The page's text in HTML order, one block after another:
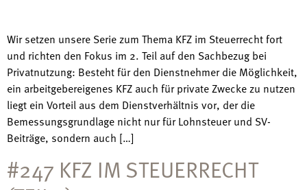
Wir setzen unsere Serie zum Thema KFZ im Steuerrecht fort
und richten den Fokus im 2. Teil auf den Sachbezug bei
Privatnutzung: Besteht für den Dienstnehmer die Möglichkeit,
ein arbeitgebereigenes KFZ auch für private Zwecke zu nutzen
liegt ein Vorteil aus dem Dienstverhältnis vor, der die
Bemessungsgrundlage nicht nur für Lohnsteuer und SV-
Beiträge, sondern auch […]
#247 KFZ IM STEUERRECHT